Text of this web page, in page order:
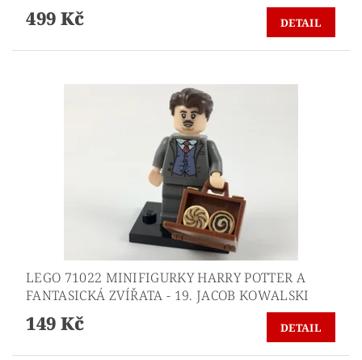
499 Kč DETAIL
LEGO 71022 MINIFIGURKY HARRY POTTER A
FANTASICKÁ ZVÍŘATA - 19. JACOB KOWALSKI
149 Kč DETAIL